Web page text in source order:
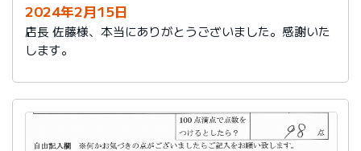
2024年2月15日
店長 佐藤様、本当にありがとうございました。感謝いた
します。